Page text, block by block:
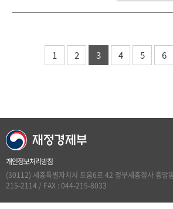
1 2 3 4 5 6
개인정보처리방침
(30112) 세종특별자치시 도움6로 42 정부세종청사 중앙
215-2114 / FAX : 044-215-8033